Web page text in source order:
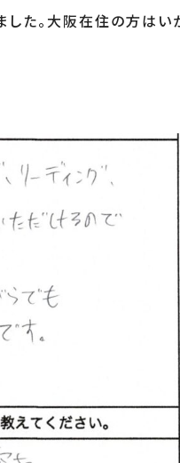
した。大阪在住の方はい